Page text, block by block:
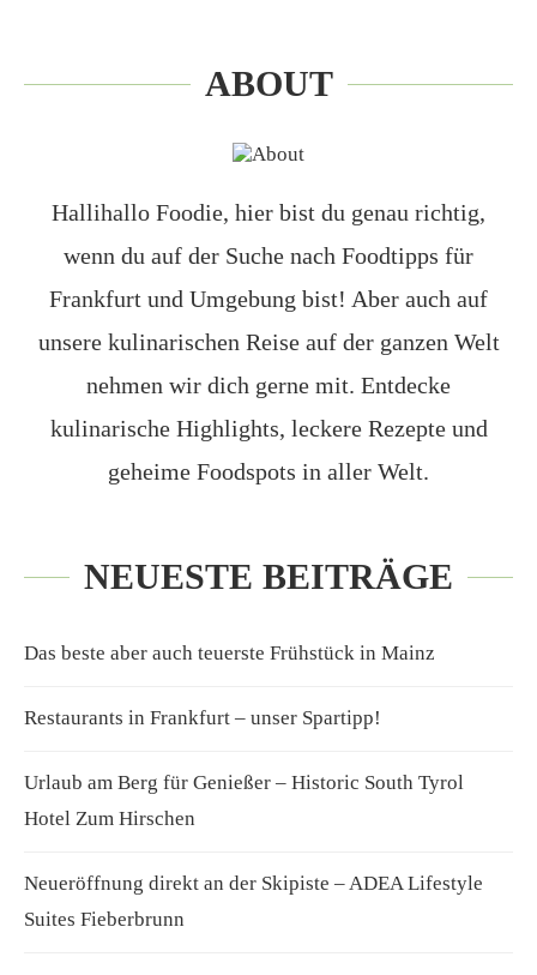
ABOUT
Hallihallo Foodie, hier bist du genau richtig,
wenn du auf der Suche nach Foodtipps für
Frankfurt und Umgebung bist! Aber auch auf
unsere kulinarischen Reise auf der ganzen Welt
nehmen wir dich gerne mit. Entdecke
kulinarische Highlights, leckere Rezepte und
geheime Foodspots in aller Welt.
NEUESTE BEITRÄGE
Das beste aber auch teuerste Frühstück in Mainz
Restaurants in Frankfurt – unser Spartipp!
Urlaub am Berg für Genießer – Historic South Tyrol
Hotel Zum Hirschen
Neueröffnung direkt an der Skipiste – ADEA Lifestyle
Suites Fieberbrunn